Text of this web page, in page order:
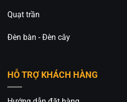
Quạt trần
Đèn bàn - Đèn cây
HỖ TRỢ KHÁCH HÀNG